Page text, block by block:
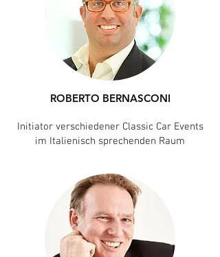
ROBERTO BERNASCONI
Initiator verschiedener Classic Car Events
im Italienisch sprechenden Raum